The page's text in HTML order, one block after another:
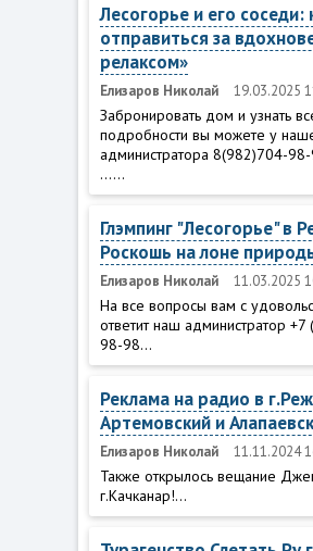
Лесогорье и его соседи:
отправиться за
релаксом»
Елизаров Николай 19.03.2025
Забронировать дом и узнать
подробности вы можете у
администратора 8(982)704-
......
Глэмпинг "Лесогорье" в
Роскошь на лоне
Елизаров Николай 11.03.2025
На все вопросы вам с
ответит наш администратор
98-98...
Реклама на радио в
Артемовский и
Елизаров Николай 11.11.2024
Также открылось вещание
г.Качканар!...